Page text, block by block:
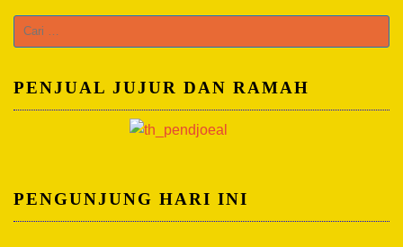
C
a
i
k
PENJUAL JUJUR DAN RAMAH
PENGUNJUNG HARI INI